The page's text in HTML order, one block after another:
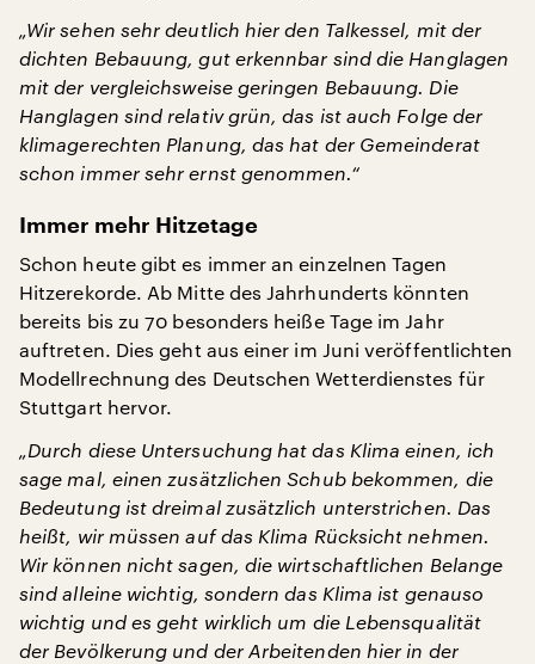
„Wir sehen sehr deutlich hier den Talkessel, mit der
dichten Bebauung, gut erkennbar sind die Hanglagen
mit der vergleichsweise geringen Bebauung. Die
Hanglagen sind relativ grün, das ist auch Folge der
klimagerechten Planung, das hat der Gemeinderat
schon immer sehr ernst genommen.“
Immer mehr Hitzetage
Schon heute gibt es immer an einzelnen Tagen
Hitzerekorde. Ab Mitte des Jahrhunderts könnten
bereits bis zu 70 besonders heiße Tage im Jahr
auftreten. Dies geht aus einer im Juni veröffentlichten
Modellrechnung des Deutschen Wetterdienstes für
Stuttgart hervor.
„Durch diese Untersuchung hat das Klima einen, ich
sage mal, einen zusätzlichen Schub bekommen, die
Bedeutung ist dreimal zusätzlich unterstrichen. Das
heißt, wir müssen auf das Klima Rücksicht nehmen.
Wir können nicht sagen, die wirtschaftlichen Belange
sind alleine wichtig, sondern das Klima ist genauso
wichtig und es geht wirklich um die Lebensqualität
der Bevölkerung und der Arbeitenden hier in der